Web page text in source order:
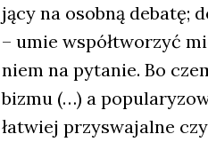
ją­cy na osob­ną deba­tę;
– umie współ­two­rzyć
niem na pyta­nie. Bo
bi­zmu (…) a
łatwiej przy­swa­jal­ne